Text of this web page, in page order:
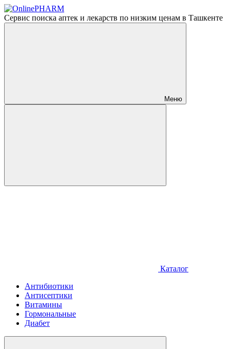
Сервис поиска аптек и лекарств по низким ценам в Ташкенте
Меню
Каталог
Антибиотики
Антисептики
Витамины
Гормональные
Диабет